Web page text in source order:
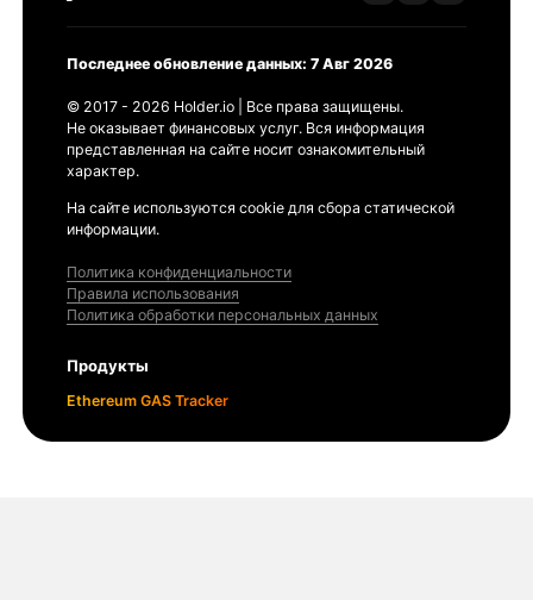
Последнее обновление данных: 7 Авг 2026
© 2017 - 2026 Holder.io | Все права защищены.
Не оказывает финансовых услуг. Вся информация
представленная на сайте носит ознакомительный
характер.
На сайте используются cookie для сбора статической
информации.
Политика конфиденциальности
Правила использования
Политика обработки персональных данных
Продукты
Ethereum GAS Tracker